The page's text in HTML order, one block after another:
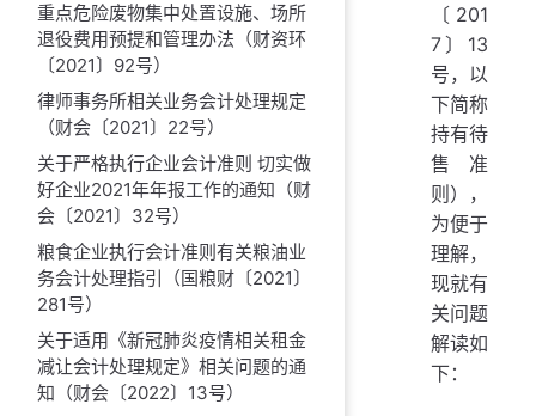
重点危险废物集中处置设施、场所
退役费用预提和管理办法（财资环
〔2021〕92号）
律师事务所相关业务会计处理规定
（财会〔2021〕22号）
关于严格执行企业会计准则 切实做
好企业2021年年报工作的通知（财
会〔2021〕32号）
粮食企业执行会计准则有关粮油业
务会计处理指引（国粮财〔2021〕
281号）
关于适用《新冠肺炎疫情相关租金
减让会计处理规定》相关问题的通
知（财会〔2022〕13号）
〔201
7〕13
号，以
下简称
持有待
售准
则），
为便于
理解，
现就有
关问题
解读如
下：